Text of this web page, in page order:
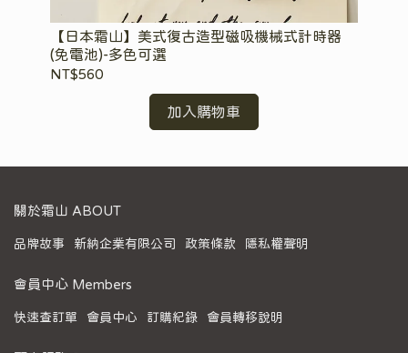
【日本霜山】美式復古造型磁吸機械式計時器
(免電池)-多色可選
NT$560
加入購物車
關於霜山 ABOUT
品牌故事 新納企業有限公司 政策條款 隱私權聲明
會員中心 Members
快速查訂單 會員中心 訂購紀錄 會員轉移說明